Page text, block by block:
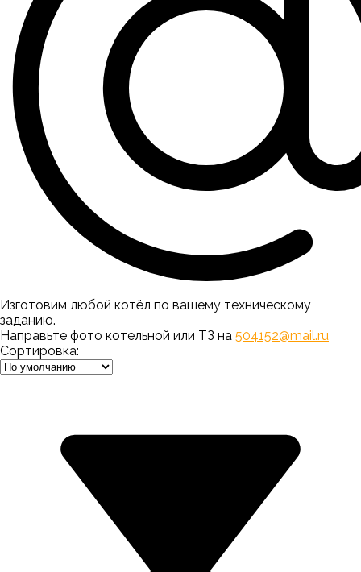
Изготовим любой котёл по вашему техническому
заданию.
Направьте фото котельной или ТЗ на 504152@mail.ru
Сортировка: